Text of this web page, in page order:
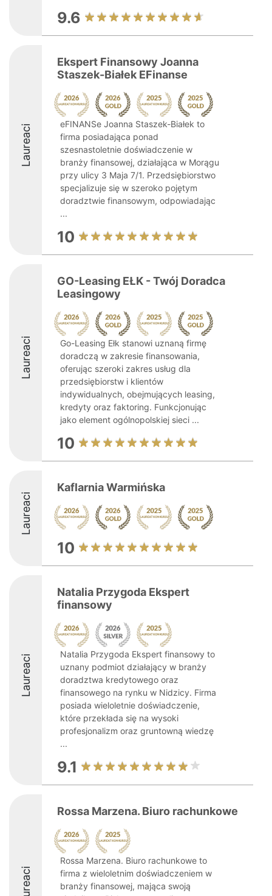
9.6
Laureaci
Ekspert Finansowy Joanna
Staszek-Białek EFinanse
eFINANSe Joanna Staszek-Białek to
firma posiadająca ponad
szesnastoletnie doświadczenie w
branży finansowej, działająca w Morągu
przy ulicy 3 Maja 7/1. Przedsiębiorstwo
specjalizuje się w szeroko pojętym
doradztwie finansowym, odpowiadając
...
10
Laureaci
GO-Leasing EŁK - Twój Doradca
Leasingowy
Go-Leasing Ełk stanowi uznaną firmę
doradczą w zakresie finansowania,
oferując szeroki zakres usług dla
przedsiębiorstw i klientów
indywidualnych, obejmujących leasing,
kredyty oraz faktoring. Funkcjonując
jako element ogólnopolskiej sieci ...
10
Laureaci
Kaflarnia Warmińska
10
Laureaci
Natalia Przygoda Ekspert
finansowy
Natalia Przygoda Ekspert finansowy to
uznany podmiot działający w branży
doradztwa kredytowego oraz
finansowego na rynku w Nidzicy. Firma
posiada wieloletnie doświadczenie,
które przekłada się na wysoki
profesjonalizm oraz gruntowną wiedzę
...
9.1
Rossa Marzena. Biuro rachunkowe
Rossa Marzena. Biuro rachunkowe to
firma z wieloletnim doświadczeniem w
branży finansowej, mająca swoją